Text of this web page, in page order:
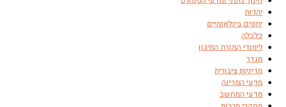
יהדות
יחסים בינלאומיים
כלכלה
לימודי המזרח התיכון
מגדר
מדיניות ציבורית
מדעי המדינה
מדעי המחשב